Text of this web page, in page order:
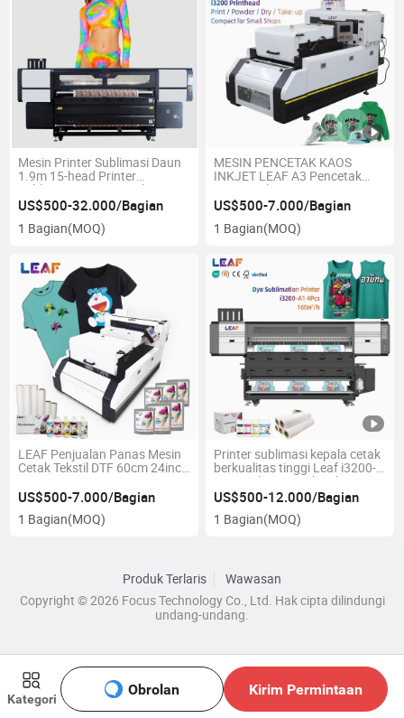
Kategori
Obrolan Kirim Permintaan
Mesin Printer Sublimasi Daun
1.9m 15-head Printer
Sublimasi Pewarna Lebar
Transfer Kain Tekstil
US$500-32.000/Bagian
1 Bagian(MOQ)
MESIN PENCETAK KAOS
INKJET LEAF A3 Pencetak
DTF Untuk Kain i3200
US$500-7.000/Bagian
1 Bagian(MOQ)
LEAF Penjualan Panas Mesin
Cetak Tekstil DTF 60cm 24inch
US$500-7.000/Bagian
1 Bagian(MOQ)
Printer sublimasi kepala cetak
berkualitas tinggi Leaf i3200-
A1 untuk pencetakan kain
US$500-12.000/Bagian
1 Bagian(MOQ)
Produk Terlaris
Wawasan
Copyright © 2026 Focus Technology Co., Ltd. Hak cipta dilindungi
undang-undang.